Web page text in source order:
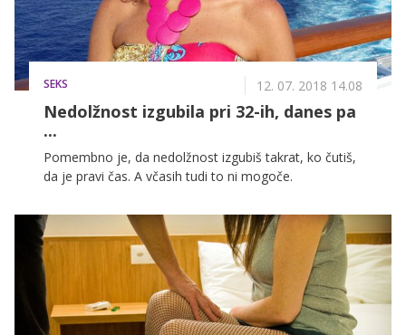
SEKS 12. 07. 2018 14.08
Nedolžnost izgubila pri 32-ih, danes pa
...
Pomembno je, da nedolžnost izgubiš takrat, ko čutiš,
da je pravi čas. A včasih tudi to ni mogoče.